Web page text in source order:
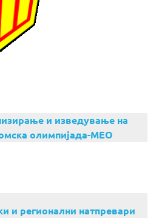
и изведување на
олимпијада-МЕО
и регионални натпревари